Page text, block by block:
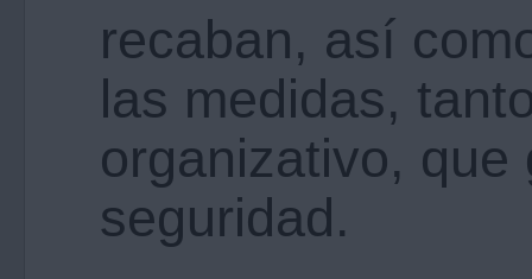
recaban, así
las medidas,
organizativo, que
seguridad.